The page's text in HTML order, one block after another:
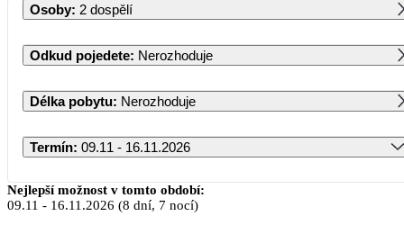
Osoby: 2 dospělí
Odkud pojedete: Nerozhoduje
Délka pobytu: Nerozhoduje
Termín: 09.11 - 16.11.2026
Listopad 2026
Nejlepší možnost v tomto období:
09.11 - 16.11.2026 (8 dní, 7 nocí)